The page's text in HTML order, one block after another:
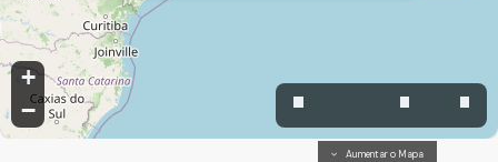
+
−
Aumentar o Mapa